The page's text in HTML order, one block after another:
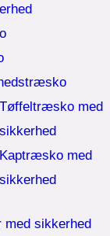
Tøffeltræsko med
sikkerhed
Kaptræsko med
sikkerhed
med sikkerhed